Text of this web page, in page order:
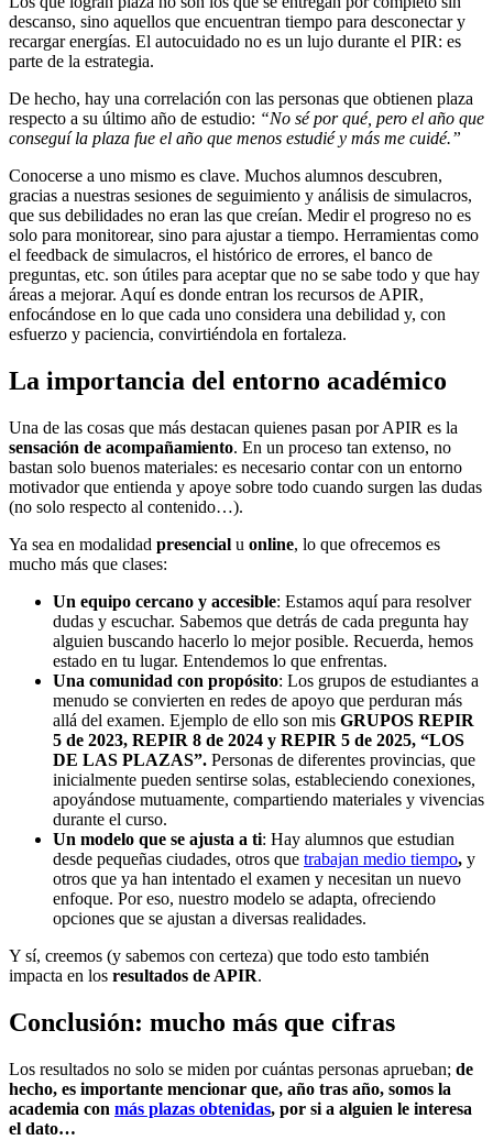
descanso, sino aquellos que encuentran tiempo para desconectar y
recargar energías. El autocuidado no es un lujo durante el PIR: es
parte de la estrategia.
De hecho, hay una correlación con las personas que obtienen plaza
respecto a su último año de estudio: “No sé por qué, pero el año que
conseguí la plaza fue el año que menos estudié y más me cuidé.”
Conocerse a uno mismo es clave. Muchos alumnos descubren,
gracias a nuestras sesiones de seguimiento y análisis de simulacros,
que sus debilidades no eran las que creían. Medir el progreso no es
solo para monitorear, sino para ajustar a tiempo. Herramientas como
el feedback de simulacros, el histórico de errores, el banco de
preguntas, etc. son útiles para aceptar que no se sabe todo y que hay
áreas a mejorar. Aquí es donde entran los recursos de APIR,
enfocándose en lo que cada uno considera una debilidad y, con
esfuerzo y paciencia, convirtiéndola en fortaleza.
La importancia del entorno académico
Una de las cosas que más destacan quienes pasan por APIR es la
sensación de acompañamiento. En un proceso tan extenso, no
bastan solo buenos materiales: es necesario contar con un entorno
motivador que entienda y apoye sobre todo cuando surgen las dudas
(no solo respecto al contenido…).
Ya sea en modalidad presencial u online, lo que ofrecemos es
mucho más que clases:
Un equipo cercano y accesible: Estamos aquí para resolver
dudas y escuchar. Sabemos que detrás de cada pregunta hay
alguien buscando hacerlo lo mejor posible. Recuerda, hemos
estado en tu lugar. Entendemos lo que enfrentas.
Una comunidad con propósito: Los grupos de estudiantes a
menudo se convierten en redes de apoyo que perduran más
allá del examen. Ejemplo de ello son mis GRUPOS REPIR
5 de 2023, REPIR 8 de 2024 y REPIR 5 de 2025, “LOS
DE LAS PLAZAS”. Personas de diferentes provincias, que
inicialmente pueden sentirse solas, estableciendo conexiones,
apoyándose mutuamente, compartiendo materiales y vivencias
durante el curso.
Un modelo que se ajusta a ti: Hay alumnos que estudian
desde pequeñas ciudades, otros que trabajan medio tiempo, y
otros que ya han intentado el examen y necesitan un nuevo
enfoque. Por eso, nuestro modelo se adapta, ofreciendo
opciones que se ajustan a diversas realidades.
Y sí, creemos (y sabemos con certeza) que todo esto también
impacta en los resultados de APIR.
Conclusión: mucho más que cifras
Los resultados no solo se miden por cuántas personas aprueban; de
hecho, es importante mencionar que, año tras año, somos la
academia con más plazas obtenidas, por si a alguien le interesa
el dato…